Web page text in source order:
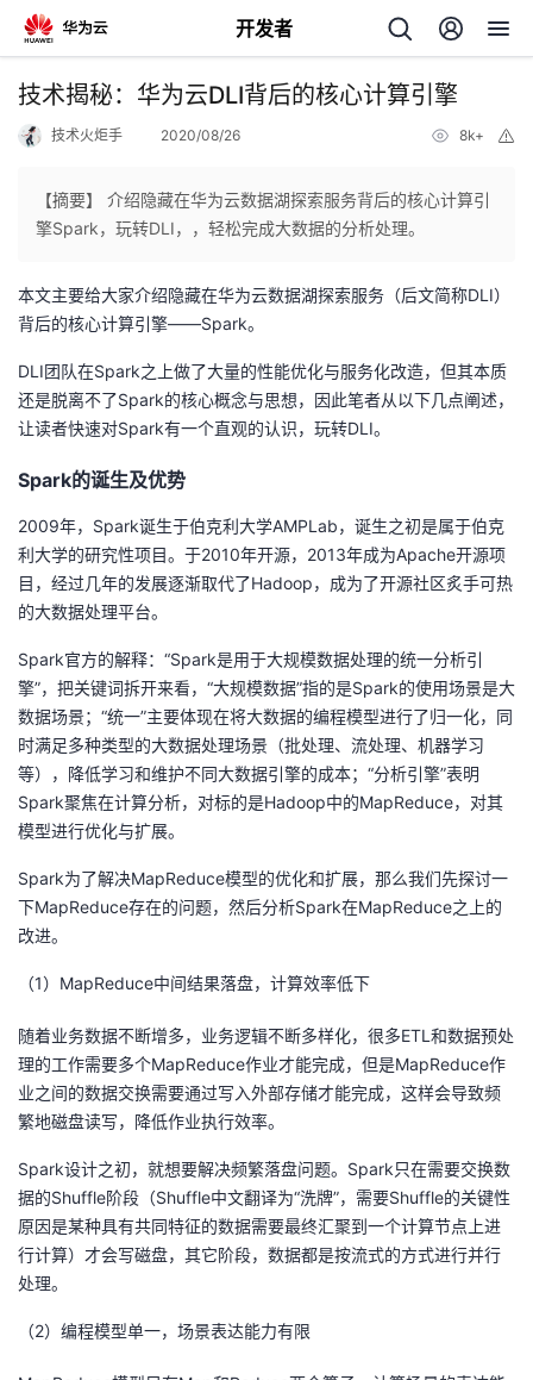
开发者
返
个
主
的
发
者
的
博
客
我
的
论
我
的
子
我
直
播
的
活
动
我
的
关
注
我
的
开
者
学
堂
我
的
我
支
持
我
技术揭秘：华为云DLI背后的核心计算引擎
技术火炬手 2020/08/26 8k+
【摘要】 介绍隐藏在华为云数据湖探索服务背后的核心计算引
擎Spark，玩转DLI，，轻松完成大数据的分析处理。
本文主要给大家介绍隐藏在华为云数据湖探索服务（后文简称DLI）
背后的核心计算引擎——Spark。
DLI团队在Spark之上做了大量的性能优化与服务化改造，但其本质
还是脱离不了Spark的核心概念与思想，因此笔者从以下几点阐述，
让读者快速对Spark有一个直观的认识，玩转DLI。
Spark的诞生及优势
2009年，Spark诞生于伯克利大学AMPLab，诞生之初是属于伯克
利大学的研究性项目。于2010年开源，2013年成为Apache开源项
目，经过几年的发展逐渐取代了Hadoop，成为了开源社区炙手可热
的大数据处理平台。
Spark官方的解释：“Spark是用于大规模数据处理的统一分析引
擎”，把关键词拆开来看，“大规模数据”指的是Spark的使用场景是大
数据场景；“统一”主要体现在将大数据的编程模型进行了归一化，同
时满足多种类型的大数据处理场景（批处理、流处理、机器学习
等），降低学习和维护不同大数据引擎的成本；“分析引擎”表明
Spark聚焦在计算分析，对标的是Hadoop中的MapReduce，对其
模型进行优化与扩展。
Spark为了解决MapReduce模型的优化和扩展，那么我们先探讨一
下MapReduce存在的问题，然后分析Spark在MapReduce之上的
改进。
（1）MapReduce中间结果落盘，计算效率低下
随着业务数据不断增多，业务逻辑不断多样化，很多ETL和数据预处
理的工作需要多个MapReduce作业才能完成，但是MapReduce作
业之间的数据交换需要通过写入外部存储才能完成，这样会导致频
繁地磁盘读写，降低作业执行效率。
Spark设计之初，就想要解决频繁落盘问题。Spark只在需要交换数
据的Shuffle阶段（Shuffle中文翻译为“洗牌”，需要Shuffle的关键性
原因是某种具有共同特征的数据需要最终汇聚到一个计算节点上进
行计算）才会写磁盘，其它阶段，数据都是按流式的方式进行并行
处理。
（2）编程模型单一，场景表达能力有限